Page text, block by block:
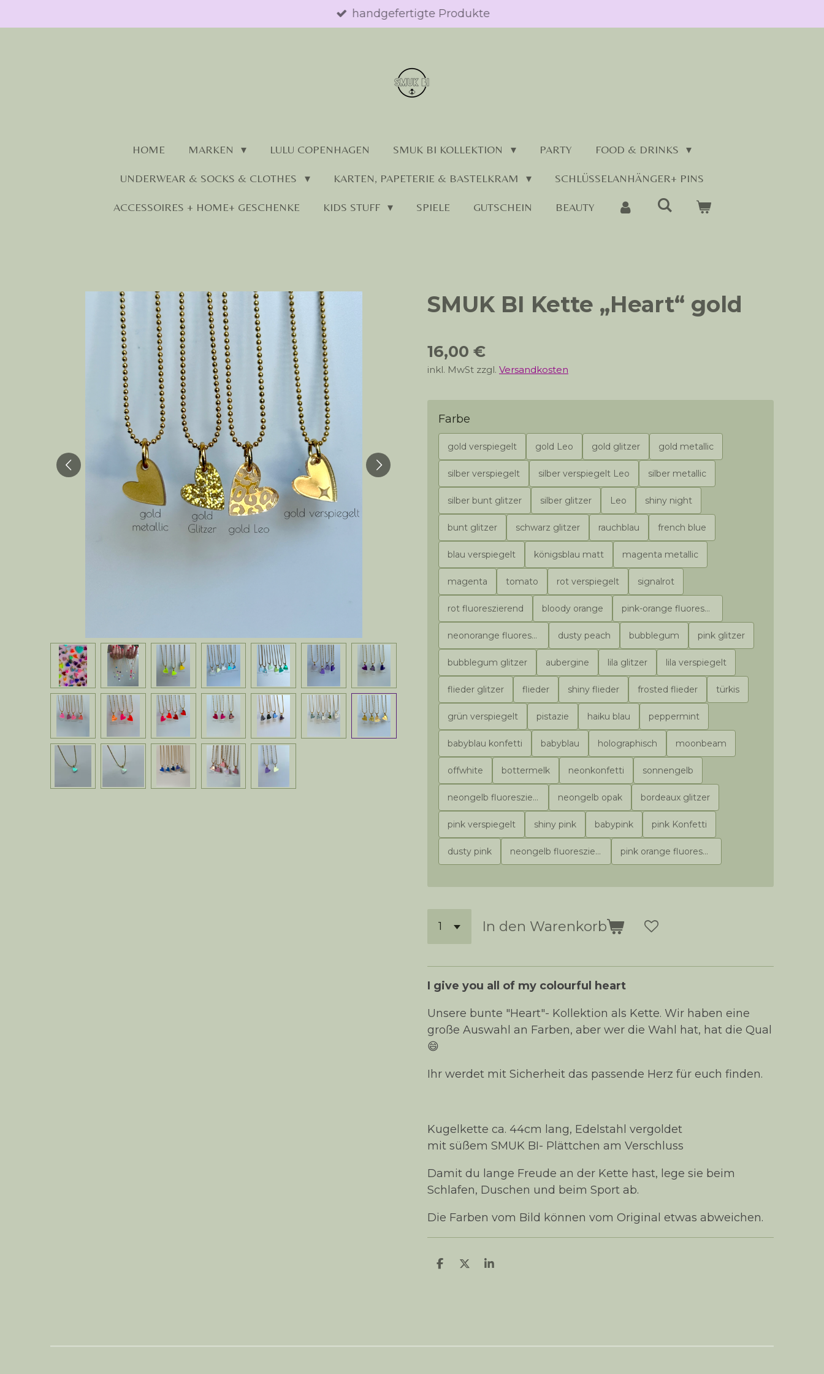
Hauptinhalt
handgefertigte Produkte
HOME MARKEN LULU COPENHAGEN SMUK BI KOLLEKTION PARTY FOOD & DRINKS
UNDERWEAR & SOCKS & CLOTHES KARTEN, PAPETERIE & BASTELKRAM SCHLÜSSELANHÄNGER+ PINS
ACCESSOIRES + HOME+ GESCHENKE KIDS STUFF SPIELE GUTSCHEIN BEAUTY
SMUK BI Kette „Heart“ gold
16,00 €
inkl. MwSt zzgl. Versandkosten
Farbe
gold verspiegelt gold Leo gold glitzer gold metallic
silber verspiegelt silber verspiegelt Leo silber metallic
silber bunt glitzer silber glitzer Leo shiny night
bunt glitzer schwarz glitzer rauchblau french blue
blau verspiegelt königsblau matt magenta metallic
magenta tomato rot verspiegelt signalrot
rot fluoreszierend bloody orange pink-orange fluoreszierend
neonorange fluoreszierend dusty peach bubblegum pink glitzer
bubblegum glitzer aubergine lila glitzer lila verspiegelt
flieder glitzer flieder shiny flieder frosted flieder türkis
grün verspiegelt pistazie haiku blau peppermint
babyblau konfetti babyblau holographisch moonbeam
offwhite bottermelk neonkonfetti sonnengelb
neongelb fluoreszierend neongelb opak bordeaux glitzer
pink verspiegelt shiny pink babypink pink Konfetti
dusty pink neongelb fluoreszierend Leo pink orange fluoreszierend Leo
In den Warenkorb
I give you all of my colourful heart
Unsere bunte "Heart"- Kollektion als Kette. Wir haben eine
große Auswahl an Farben, aber wer die Wahl hat, hat die Qual
😄
Ihr werdet mit Sicherheit das passende Herz für euch finden.
Kugelkette ca. 44cm lang, Edelstahl vergoldet
mit süßem SMUK BI- Plättchen am Verschluss
Damit du lange Freude an der Kette hast, lege sie beim
Schlafen, Duschen und beim Sport ab.
Die Farben vom Bild können vom Original etwas abweichen.
T
T
T